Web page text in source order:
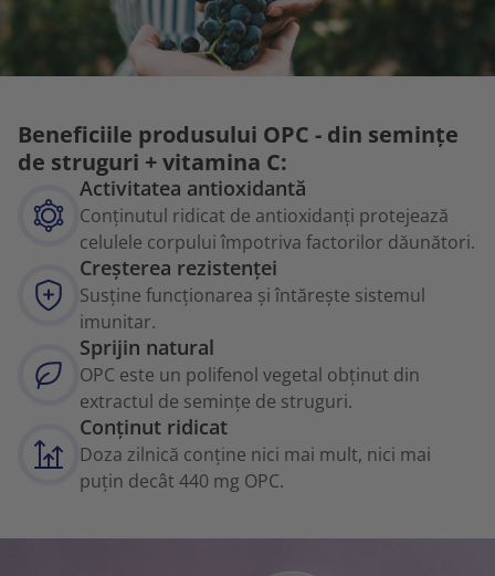
Beneficiile produsului OPC - din semințe
de struguri + vitamina C:
Activitatea antioxidantă
Conținutul ridicat de antioxidanți protejează
celulele corpului împotriva factorilor dăunători.
Creșterea rezistenței
Susține funcționarea și întărește sistemul
imunitar.
Sprijin natural
OPC este un polifenol vegetal obținut din
extractul de semințe de struguri.
Conținut ridicat
Doza zilnică conține nici mai mult, nici mai
puțin decât 440 mg OPC.